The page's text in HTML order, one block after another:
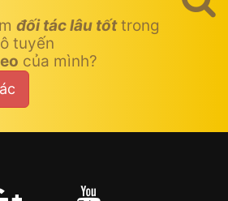
đối tác lâu tốttrong
tuyến
của mình?